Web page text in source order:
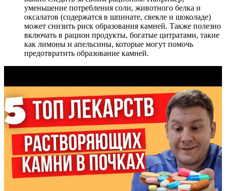
уменьшение потребления соли, животного белка и
оксалатов (содержатся в шпинате, свекле и шоколаде)
может снизить риск образования камней. Также полезно
включать в рацион продукты, богатые цитратами, такие
как лимоны и апельсины, которые могут помочь
предотвратить образование камней.